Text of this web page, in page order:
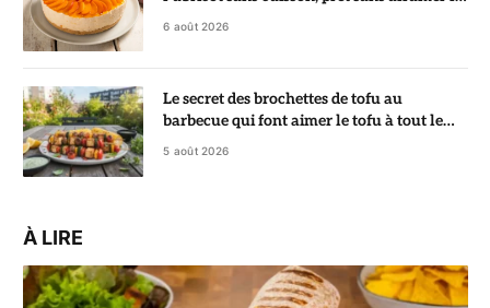
four
6 août 2026
Le secret des brochettes de tofu au
barbecue qui font aimer le tofu à tout le
monde
5 août 2026
À LIRE